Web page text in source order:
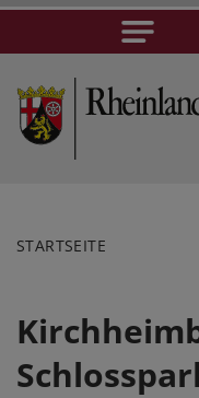
STARTSEITE